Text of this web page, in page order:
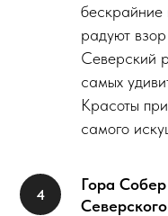
бескрайние
радуют
Северский
самых
Красоты
самого
Гора